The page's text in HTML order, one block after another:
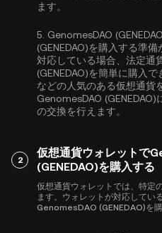
ます。
5. GenomesDAO
(GENEDAO)を購入する準
対応している場合、法定通
(GENEDAO)を簡単に購入
などの人気のある仮想通貨
GenomesDAO
の交換を行えます。
2
仮想通貨ウォレットで
(GENEDAO)を購入する
仮想通貨ウォレットでは、特定
ます。ウォレットが対応してい
GenomesDAO (GENEDAO)を購